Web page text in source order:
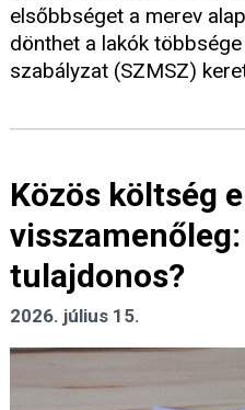
elsőbbséget a merev
dönthet a lakók
szabályzat (SZMSZ)
Közös költség
tulajdonos?
2026. július 15.